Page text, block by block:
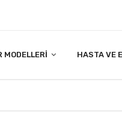
MODELLERI HASTA VE